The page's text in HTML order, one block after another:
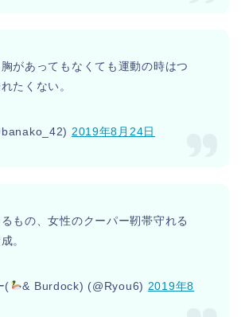
があってもなくても運動の時はつ
たくない。
2019年8月24日
もの、女性のクーパー靭帯守れる
。
( & Burdock) (@Ryou6) 2019年8